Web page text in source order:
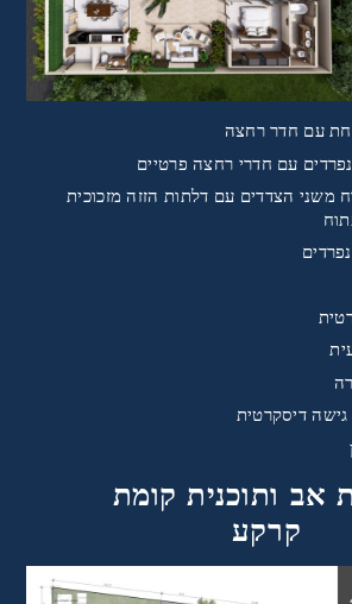
עם חדר רחצה
עם חדרי רחצה פרטיים
משני הצדדים עם דלתות הזזה מזכוכית
גישה דיסקרטית
אב ותוכנית קומת
קרקע